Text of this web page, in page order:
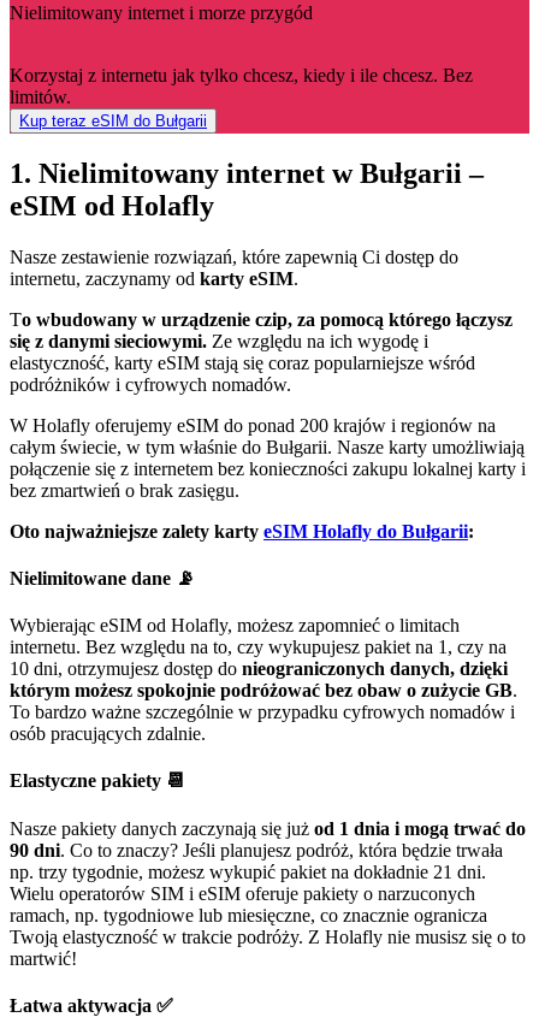
Nielimitowany internet i morze przygód
Korzystaj z internetu jak tylko chcesz, kiedy i ile chcesz. Bez
limitów.
Kup teraz eSIM do Bułgarii
1. Nielimitowany internet w Bułgarii –
eSIM od Holafly
Nasze zestawienie rozwiązań, które zapewnią Ci dostęp do
internetu, zaczynamy od karty eSIM.
To wbudowany w urządzenie czip, za pomocą którego łączysz
się z danymi sieciowymi. Ze względu na ich wygodę i
elastyczność, karty eSIM stają się coraz popularniejsze wśród
podróżników i cyfrowych nomadów.
W Holafly oferujemy eSIM do ponad 200 krajów i regionów na
całym świecie, w tym właśnie do Bułgarii. Nasze karty umożliwiają
połączenie się z internetem bez konieczności zakupu lokalnej karty i
bez zmartwień o brak zasięgu.
Oto najważniejsze zalety karty eSIM Holafly do Bułgarii:
Nielimitowane dane 📡
Wybierając eSIM od Holafly, możesz zapomnieć o limitach
internetu. Bez względu na to, czy wykupujesz pakiet na 1, czy na
10 dni, otrzymujesz dostęp do nieograniczonych danych, dzięki
którym możesz spokojnie podróżować bez obaw o zużycie GB.
To bardzo ważne szczególnie w przypadku cyfrowych nomadów i
osób pracujących zdalnie.
Elastyczne pakiety 📆
Nasze pakiety danych zaczynają się już od 1 dnia i mogą trwać do
90 dni. Co to znaczy? Jeśli planujesz podróż, która będzie trwała
np. trzy tygodnie, możesz wykupić pakiet na dokładnie 21 dni.
Wielu operatorów SIM i eSIM oferuje pakiety o narzuconych
ramach, np. tygodniowe lub miesięczne, co znacznie ogranicza
Twoją elastyczność w trakcie podróży. Z Holafly nie musisz się o to
martwić!
Łatwa aktywacja ✅